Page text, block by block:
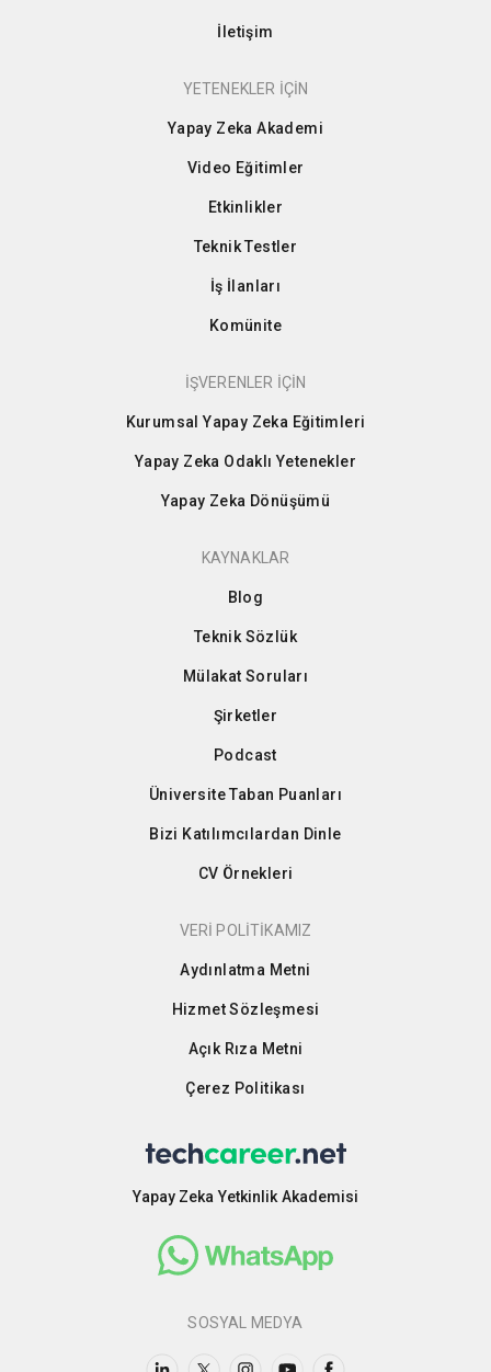
İletişim
YETENEKLER İÇİN
Yapay Zeka Akademi
Video Eğitimler
Etkinlikler
Teknik Testler
İş İlanları
Komünite
İŞVERENLER İÇİN
Kurumsal Yapay Zeka Eğitimleri
Yapay Zeka Odaklı Yetenekler
Yapay Zeka Dönüşümü
KAYNAKLAR
Blog
Teknik Sözlük
Mülakat Soruları
Şirketler
Podcast
Üniversite Taban Puanları
Bizi Katılımcılardan Dinle
CV Örnekleri
VERİ POLİTİKAMIZ
Aydınlatma Metni
Hizmet Sözleşmesi
Açık Rıza Metni
Çerez Politikası
Yapay Zeka Yetkinlik Akademisi
SOSYAL MEDYA